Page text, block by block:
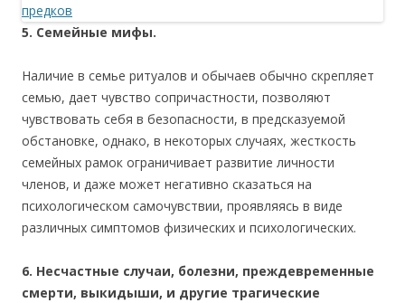
5. Семейные мифы.
Наличие в семье ритуалов и обычаев обычно скрепляет
семью, дает чувство сопричастности, позволяют
чувствовать себя в безопасности, в предсказуемой
обстановке, однако, в некоторых случаях, жесткость
семейных рамок ограничивает развитие личности
членов, и даже может негативно сказаться на
психологическом самочувствии, проявляясь в виде
различных симптомов физических и психологических.
6. Несчастные случаи, болезни, преждевременные
смерти, выкидыши, и другие трагические